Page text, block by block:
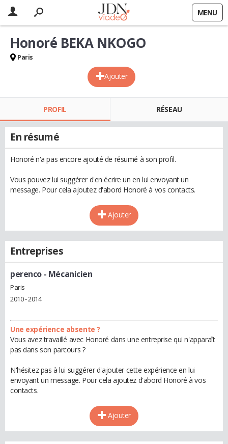
MENU
Ajouter
Honoré BEKA NKOGO
Paris
PROFIL RÉSEAU
En résumé
Honoré n'a pas encore ajouté de résumé à son profil.
Vous pouvez lui suggérer d'en écrire un en lui envoyant un
message. Pour cela ajoutez d'abord Honoré à vos contacts.
Ajouter
Entreprises
perenco - Mécanicien
Paris
2010 - 2014
Une expérience absente ?
Vous avez travaillé avec Honoré dans une entreprise qui n'apparaît
pas dans son parcours ?
N'hésitez pas à lui suggérer d'ajouter cette expérience en lui
envoyant un message. Pour cela ajoutez d'abord Honoré à vos
contacts.
Ajouter